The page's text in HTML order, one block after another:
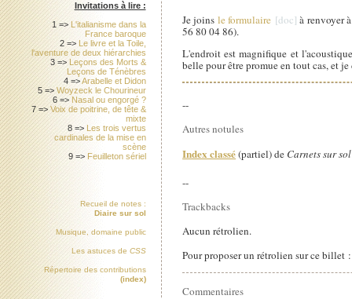
Je joins le formulaire
à renvoyer
56 80 04 86).
L'endroit est magnifique et
belle pour être promue en tout cas, et
--
Autres notules
Index classé(partiel) de Carnets sur sol
--
Trackbacks
Aucun rétrolien.
Pour proposer un rétrolien sur ce
Commentaires
Invitations à lire :
1 => L'italianisme dans la
France baroque
2 => Le livre et la Toile,
l'aventure de deux hiérarchies
3 => Leçons des Morts &
Leçons de Ténèbres
4 =>Arabelle et Didon
5 =>Woyzeck le Chourineur
6 => Nasal ou engorgé ?
7 =>Voix de poitrine, de tête &
mixte
8 => Les trois vertus
cardinales de la mise en
scène
9 => Feuilleton sériel
Recueil de notes :
Diaire sur sol
Musique, domaine public
Les astuces de CSS
Répertoire des contributions
(index)